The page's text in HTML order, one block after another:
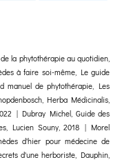
la phytothérapie au quotidien,
à faire soi-même, Le guide
manuel de phytothérapie, Les
Herba Médicinalis,
| Dubray Michel, Guide des
Lucien Souny, 2018 | Morel
d'hier pour médecine de
d'une herboriste, Dauphin,